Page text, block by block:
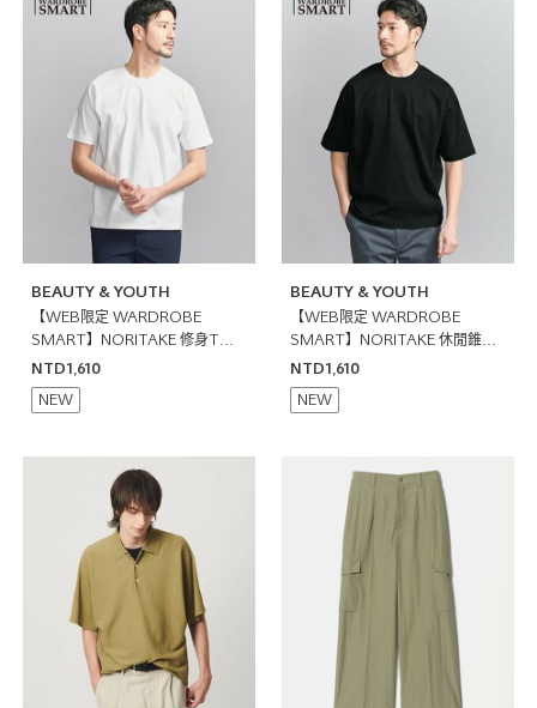
BEAUTY & YOUTH
【WEB限定 WARDROBE
SMART】NORITAKE 修身T恤
日本製
NTD1,610
NEW
BEAUTY & YOUTH
【WEB限定 WARDROBE
SMART】NORITAKE 休閒錐形
T恤 日本製
NTD1,610
NEW